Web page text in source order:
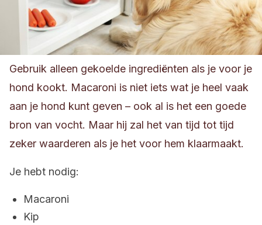
Gebruik alleen gekoelde ingrediënten als je voor je
hond kookt. Macaroni is niet iets wat je heel vaak
aan je hond kunt geven – ook al is het een goede
bron van vocht. Maar hij zal het van tijd tot tijd
zeker waarderen als je het voor hem klaarmaakt.
Je hebt nodig:
Macaroni
Kip